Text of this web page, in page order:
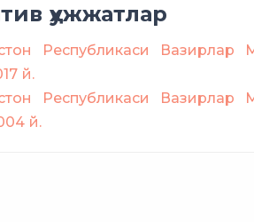
ҳужжатлар
Республикаси Вазирлар
й.
Республикаси Вазирлар
й.